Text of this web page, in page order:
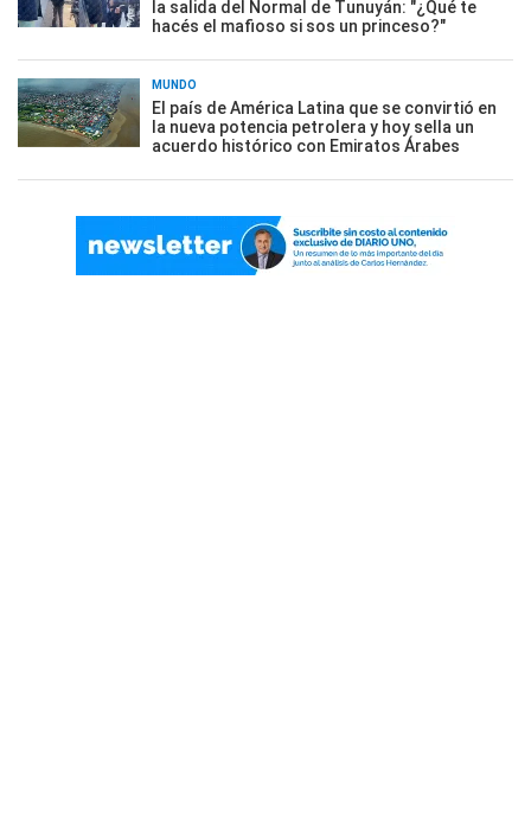
la salida del Normal de Tunuyán: "¿Qué te
hacés el mafioso si sos un princeso?"
MUNDO
El país de América Latina que se convirtió en
la nueva potencia petrolera y hoy sella un
acuerdo histórico con Emiratos Árabes